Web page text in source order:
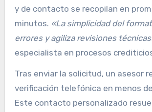
y de contacto se recopilan en
minutos. «La simplicidad del
errores y agiliza revisiones
especialista en procesos
Tras enviar la solicitud, un asesor
verificación telefónica en menos
Este contacto personalizado